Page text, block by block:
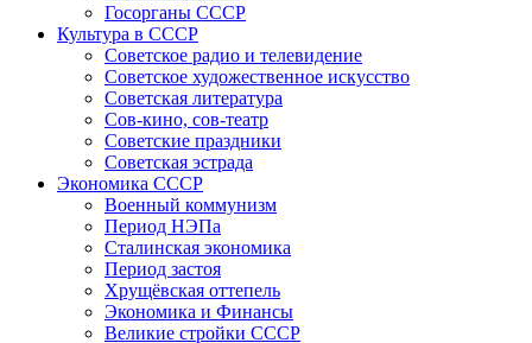
Госорганы СССР
Культура в СССР
Советское радио и телевидение
Советское художественное искусство
Советская литература
Сов-кино, сов-театр
Советские праздники
Советская эстрада
Экономика СССР
Военный коммунизм
Период НЭПа
Сталинская экономика
Период застоя
Хрущёвская оттепель
Экономика и Финансы
Великие стройки СССР